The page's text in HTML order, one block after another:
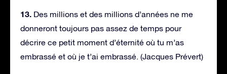
13. Des millions et des millions d’années ne me
donneront toujours pas assez de temps pour
décrire ce petit moment d’éternité où tu m’as
embrassé et où je t’ai embrassé. (Jacques Prévert)